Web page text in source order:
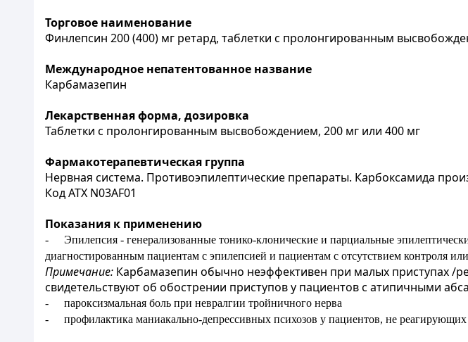
Торговое наименование
Финлепсин 200 (400) мг ретард, таблетки с пролонгированным
Международное непатентованное название
Карбамазепин
Лекарственная форма, дозировка
Таблетки с пролонгированным высвобождением, 200 мг или 400 мг
Фармакотерапевтическая группа
Нервная система. Противоэпилептические препараты. Карбоксамида
Код АТХ N03AF01
Показания к применению
-
Эпилепсия - генерализованные тонико-клонические и парциальные
диагностированным пациентам с эпилепсией и пациентам с отсутствием контроля
Примечание: Карбамазепин обычно неэффективен при малых приступах /
свидетельствуют об обострении приступов у пациентов с атипичными
-
пароксизмальная боль при невралгии тройничного нерва
-
профилактика маниакально-депрессивных психозов у пациентов, не